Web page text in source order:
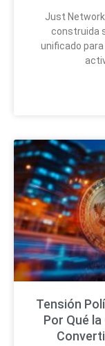
Just
construida
unificado
Tensión
Por Qué